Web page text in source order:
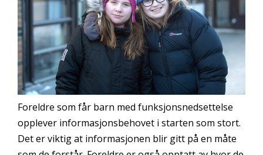
Foreldre som får barn med funksjonsnedsettelse
opplever informasjonsbehovet i starten som stort.
Det er viktig at informasjonen blir gitt på en måte